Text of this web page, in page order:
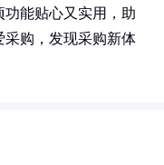
能贴心又实用，助
采购，发现采购新体